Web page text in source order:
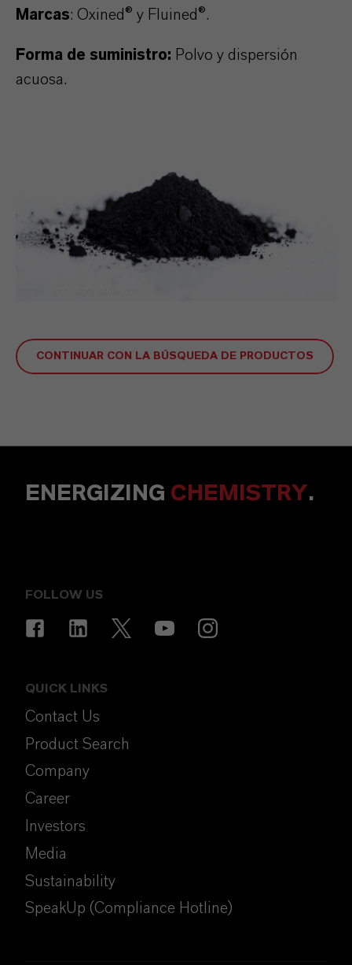
Marcas: Oxined ® y Fluined ®.
Forma de suministro: Polvo y dispersión
acuosa.
CONTINUAR CON LA BÚSQUEDA DE PRODUCTOS
ENERGIZING CHEMISTRY.
FOLLOW US
QUICK LINKS
Contact Us
Product Search
Company
Career
Investors
Media
Sustainability
SpeakUp (Compliance Hotline)